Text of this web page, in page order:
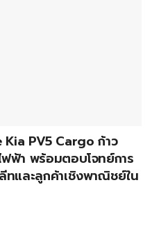
Kia PV5 Cargo ก้าว
ฟ้า พร้อมตอบโจทย์การ
และลูกค้าเชิงพาณิชย์ใน